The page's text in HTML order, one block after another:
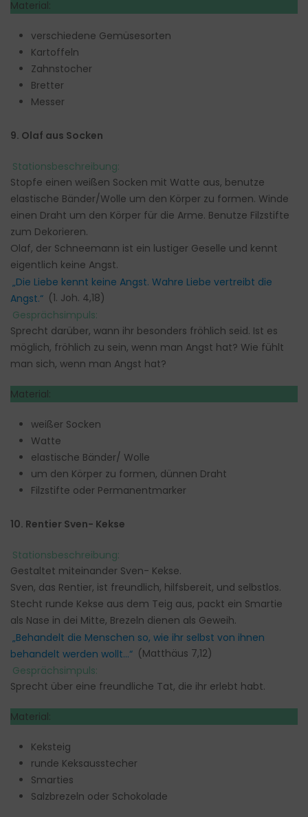
Material:
verschiedene Gemüsesorten
Kartoffeln
Zahnstocher
Bretter
Messer
9. Olaf aus Socken
Stationsbeschreibung:
Stopfe einen weißen Socken mit Watte aus, benutze
elastische Bänder/Wolle um den Körper zu formen. Winde
einen Draht um den Körper für die Arme. Benutze Filzstifte
zum Dekorieren.
Olaf, der Schneemann ist ein lustiger Geselle und kennt
eigentlich keine Angst.
„Die Liebe kennt keine Angst. Wahre Liebe vertreibt die
Angst.“ (1. Joh. 4,18)
Gesprächsimpuls:
Sprecht darüber, wann ihr besonders fröhlich seid. Ist es
möglich, fröhlich zu sein, wenn man Angst hat? Wie fühlt
man sich, wenn man Angst hat?
Material:
weißer Socken
Watte
elastische Bänder/ Wolle
um den Körper zu formen, dünnen Draht
Filzstifte oder Permanentmarker
10. Rentier Sven- Kekse
Stationsbeschreibung:
Gestaltet miteinander Sven- Kekse.
Sven, das Rentier, ist freundlich, hilfsbereit, und selbstlos.
Stecht runde Kekse aus dem Teig aus, packt ein Smartie
als Nase in dei Mitte, Brezeln dienen als Geweih.
„Behandelt die Menschen so, wie ihr selbst von ihnen
behandelt werden wollt…“ (Matthäus 7,12)
Gesprächsimpuls:
Sprecht über eine freundliche Tat, die ihr erlebt habt.
Material:
Keksteig
runde Keksausstecher
Smarties
Salzbrezeln oder Schokolade